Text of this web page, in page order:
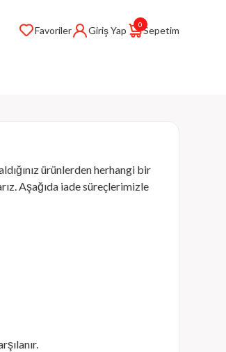
Favoriler Giriş Yap 0Sepetim
ürünlerden herhangi bir
Aşağıda iade süreçlerimizle